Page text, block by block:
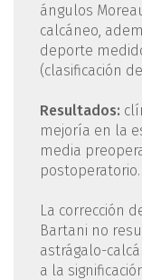
ángulos
calcáneo,
deporte
(clasificación
Resultados:
mejoría en la
media
postoperatorio.
La corrección
Bartani no
astrágalo-
a la